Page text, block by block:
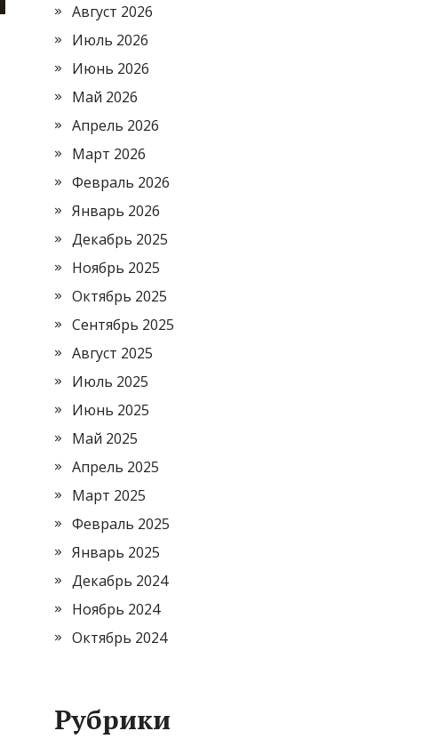
Август 2026
Июль 2026
Июнь 2026
Май 2026
Апрель 2026
Март 2026
Февраль 2026
Январь 2026
Декабрь 2025
Ноябрь 2025
Октябрь 2025
Сентябрь 2025
Август 2025
Июль 2025
Июнь 2025
Май 2025
Апрель 2025
Март 2025
Февраль 2025
Январь 2025
Декабрь 2024
Ноябрь 2024
Октябрь 2024
Рубрики